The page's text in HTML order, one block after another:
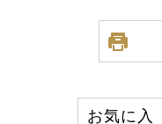
お気に入